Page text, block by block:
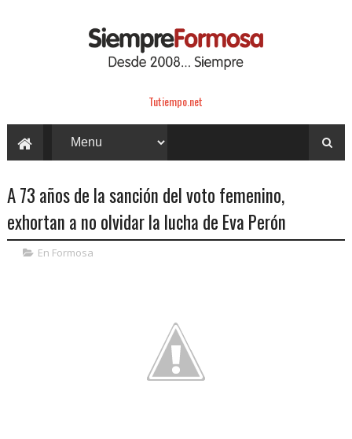
Tutiempo.net
A 73 años de la sanción del voto femenino,
exhortan a no olvidar la lucha de Eva Perón
En Formosa